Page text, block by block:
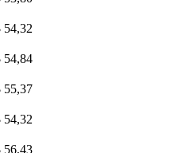
54,32
54,84
55,37
54,32
56,43